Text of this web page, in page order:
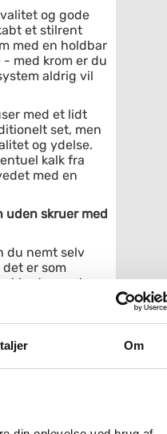
Om
og gode
et stilrent
med en holdbar
med krom er du
aldrig vil
med et lidt
set, men
og ydelse.
kalk fra
med en
uden skruer med
du nemt selv
er som
badeværelse.
men du kan
fast,
– se under